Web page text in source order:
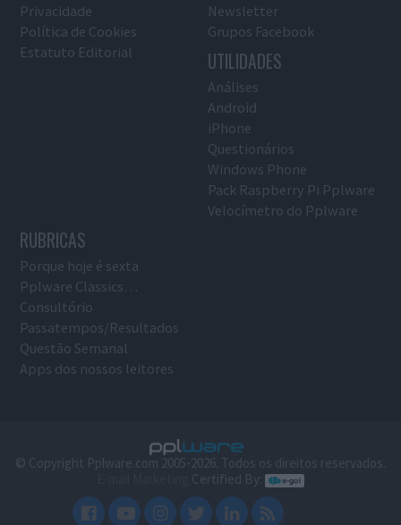
Privacidade
Política de Cookies
Estatuto Editorial
Newsletter
Grupos Facebook
UTILIDADES
Análises
Android
iPhone
Questionários
Windows Phone
Pack Raspberry Pi Pplware
Velocímetro do Pplware
RUBRICAS
Porque hoje é sexta
Pplware Classics…
Consultório
Passatempos/Resultados
Questão Semanal
Apps dos nossos leitores
© Copyright Pplware.com 2005-2026. Todos os direitos reservados.
Certified By: